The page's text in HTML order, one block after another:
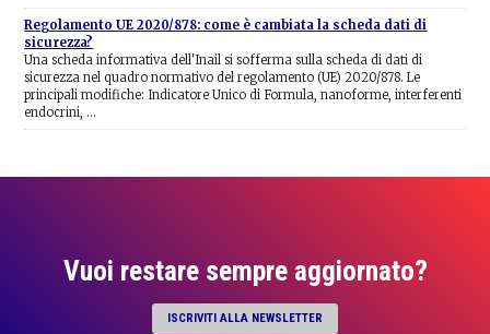
Regolamento UE 2020/878: come è cambiata la scheda dati di
sicurezza?
Una scheda informativa dell'Inail si sofferma sulla scheda di dati di
sicurezza nel quadro normativo del regolamento (UE) 2020/878. Le
principali modifiche: Indicatore Unico di Formula, nanoforme, interferenti
endocrini, …
Vuoi restare sempre aggiornato?
ISCRIVITI ALLA NEWSLETTER